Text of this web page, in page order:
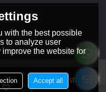
Zur Wunschliste
with the best possible
to analyze user
the website for
Accept all